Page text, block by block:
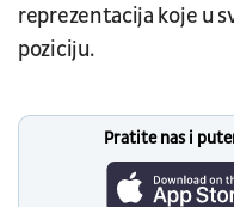
reprezentacija koje u
poziciju.
Pratite nas i